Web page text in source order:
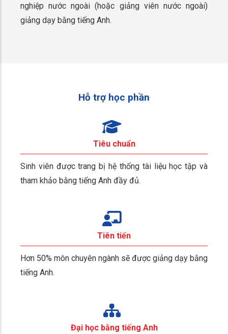
nghiệp nước ngoài (hoặc giảng viên nước ngoài)
giảng dạy bằng tiếng Anh.
Hỗ trợ học phần
Tiêu chuẩn
Sinh viên được trang bị hệ thống tài liệu học tập và
tham khảo bằng tiếng Anh đầy đủ.
Tiên tiến
Hơn 50% môn chuyên ngành sẽ được giảng dạy bằng
tiếng Anh.
Đại học bằng tiếng Anh